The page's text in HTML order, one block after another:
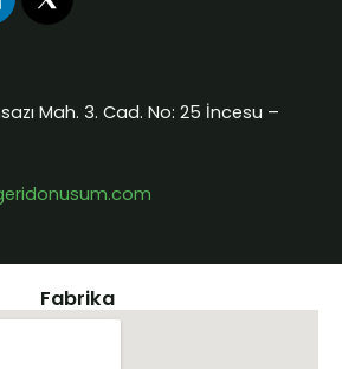
Mah. 3. Cad. No: 25 İncesu –
Fabrika